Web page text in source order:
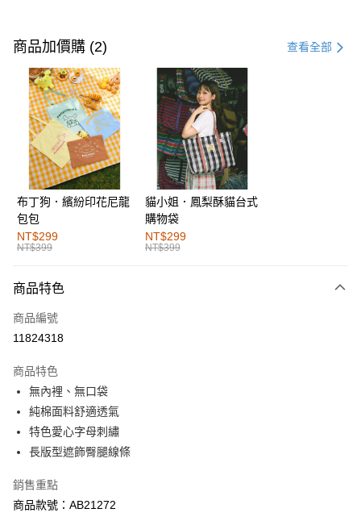
信用卡一次付款
購物金
超商取貨付款
LINE Pay
街口支付
運送方式
全家取貨付款
每筆NT$60，滿NT$1,000(含以上)免運費
付款後全家取貨
萊爾富取貨付款
付款後萊爾富取貨
每筆NT$60，滿NT$1,000(含以上)免運費
7-11取貨付款
每筆NT$60，滿NT$1,000(含以上)免運費
付款後7-11取貨
每筆NT$60，滿NT$1,000(含以上)免運費
商品加價購 (2) 查看全部
布丁狗．繽紛印花尼龍
包包
NT$299
NT$399
貓小姐．鳳梨酥貓台式
購物袋
NT$299
NT$399
商品特色
商品編號
11824318
商品特色
無內裡、無口袋
純棉面料舒適透氣
特色愛心字母刺繡
長版型遮飾臀腿線條
銷售重點
商品款號：AB21272